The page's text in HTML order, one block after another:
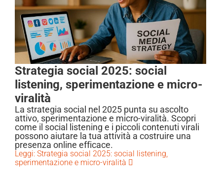
Strategia social 2025: social
listening, sperimentazione e micro-
viralità
La strategia social nel 2025 punta su ascolto
attivo, sperimentazione e micro-viralità. Scopri
come il social listening e i piccoli contenuti virali
possono aiutare la tua attività a costruire una
presenza online efficace.
Leggi: Strategia social 2025: social listening,
sperimentazione e micro-viralità